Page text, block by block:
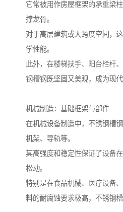
它常被用作房屋框架的承重梁
撑龙骨。
对于高层建筑或大跨度空间，
学性能。
此外，在楼梯扶手、阳台栏杆
钢槽钢既坚固又美观，成为现
机械制造：基础框架与部件
在机械设备制造中，不锈钢槽
机架、导轨等。
其高强度和稳定性保证了设备
松动。
特别是在食品机械、医疗设备
料的耐腐蚀要求极高，不锈钢